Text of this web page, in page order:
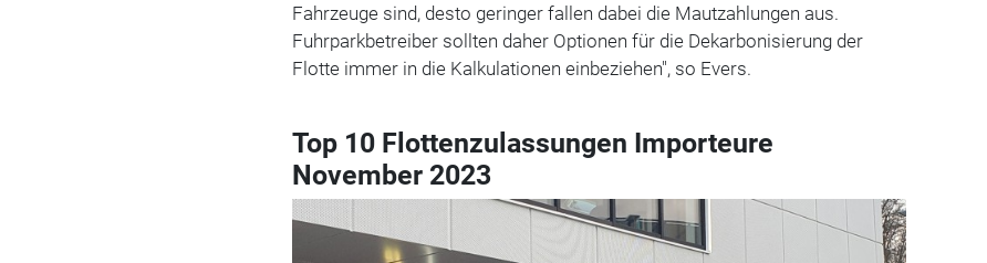
Fahrzeuge sind, desto geringer fallen dabei die Mautzahlungen aus.
Fuhrparkbetreiber sollten daher Optionen für die Dekarbonisierung der
Flotte immer in die Kalkulationen einbeziehen", so Evers.
Top 10 Flottenzulassungen Importeure
November 2023